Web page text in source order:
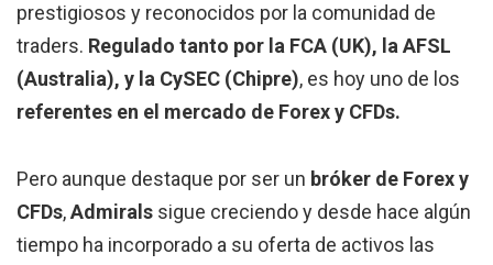
prestigiosos y reconocidos por la comunidad de
traders. Regulado tanto por la FCA (UK), la AFSL
(Australia), y la CySEC (Chipre), es hoy uno de los
referentes en el mercado de Forex y CFDs.
Pero aunque destaque por ser un bróker de Forex y
CFDs,Admirals sigue creciendo y desde hace algún
tiempo ha incorporado a su oferta de activos las